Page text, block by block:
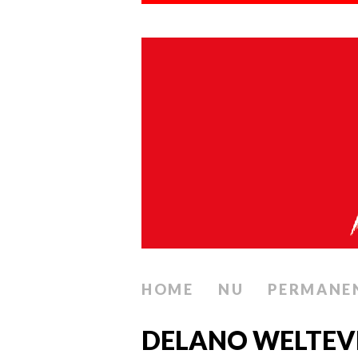
HOME NU
DELANO